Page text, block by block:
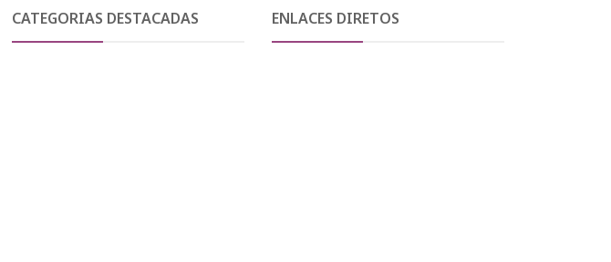
CATEGORIAS DESTACADAS ENLACES DIRETOS